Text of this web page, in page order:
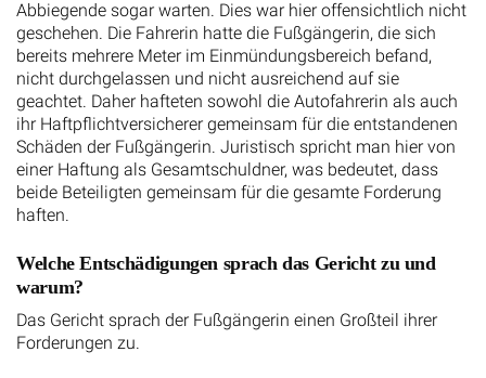
Abbiegende sogar warten. Dies war hier offensichtlich nicht
geschehen. Die Fahrerin hatte die Fußgängerin, die sich
bereits mehrere Meter im Einmündungsbereich befand,
nicht durchgelassen und nicht ausreichend auf sie
geachtet. Daher hafteten sowohl die Autofahrerin als auch
ihr Haftpflichtversicherer gemeinsam für die entstandenen
Schäden der Fußgängerin. Juristisch spricht man hier von
einer Haftung als Gesamtschuldner, was bedeutet, dass
beide Beteiligten gemeinsam für die gesamte Forderung
haften.
Welche Entschädigungen sprach das Gericht zu und
warum?
Das Gericht sprach der Fußgängerin einen Großteil ihrer
Forderungen zu.